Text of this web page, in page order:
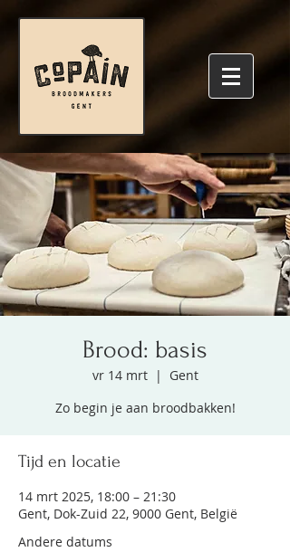
Brood: basis
vr 14 mrt
  |
Gent
Zo begin je aan broodbakken!
Tijd en locatie
14 mrt 2025, 18:00 – 21:30
Gent, Dok-Zuid 22, 9000 Gent, België
Andere datums